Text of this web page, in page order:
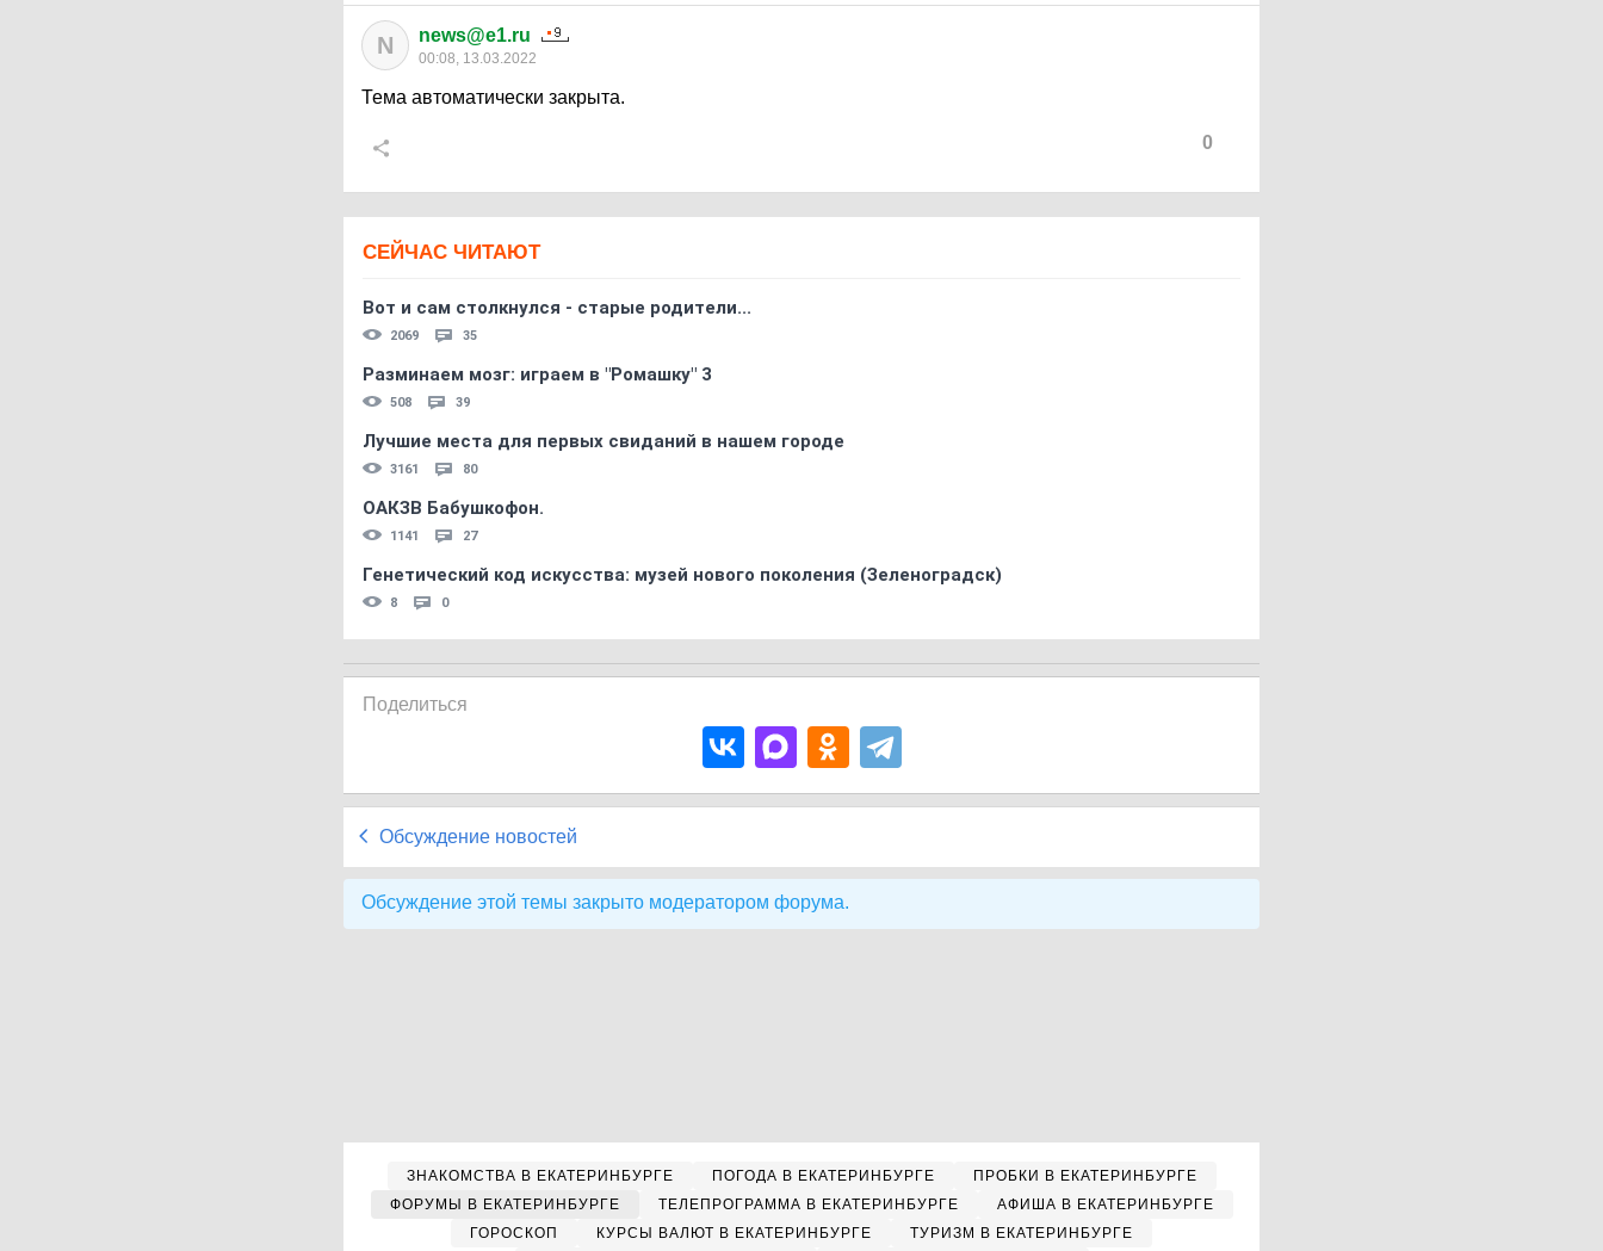
N news@e1.ru
00:08, 13.03.2022
Тема автоматически закрыта.
0
СЕЙЧАС ЧИТАЮТ
Вот и сам столкнулся - старые родители...
2069 35
Разминаем мозг: играем в "Ромашку" 3
508 39
Лучшие места для первых свиданий в нашем городе
3161 80
ОАКЗВ Бабушкофон.
1141 27
Генетический код искусства: музей нового поколения (Зеленоградск)
8 0
Поделиться
Обсуждение новостей
Обсуждение этой темы закрыто модератором форума.
ЗНАКОМСТВА В ЕКАТЕРИНБУРГЕ ПОГОДА В ЕКАТЕРИНБУРГЕ
ПРОБКИ В ЕКАТЕРИНБУРГЕ
ФОРУМЫ В ЕКАТЕРИНБУРГЕ
ТЕЛЕПРОГРАММА В ЕКАТЕРИНБУРГЕ
АФИША В ЕКАТЕРИНБУРГЕ
ГОРОСКОП
КУРСЫ ВАЛЮТ В ЕКАТЕРИНБУРГЕ ТУРИЗМ В ЕКАТЕРИНБУРГЕ